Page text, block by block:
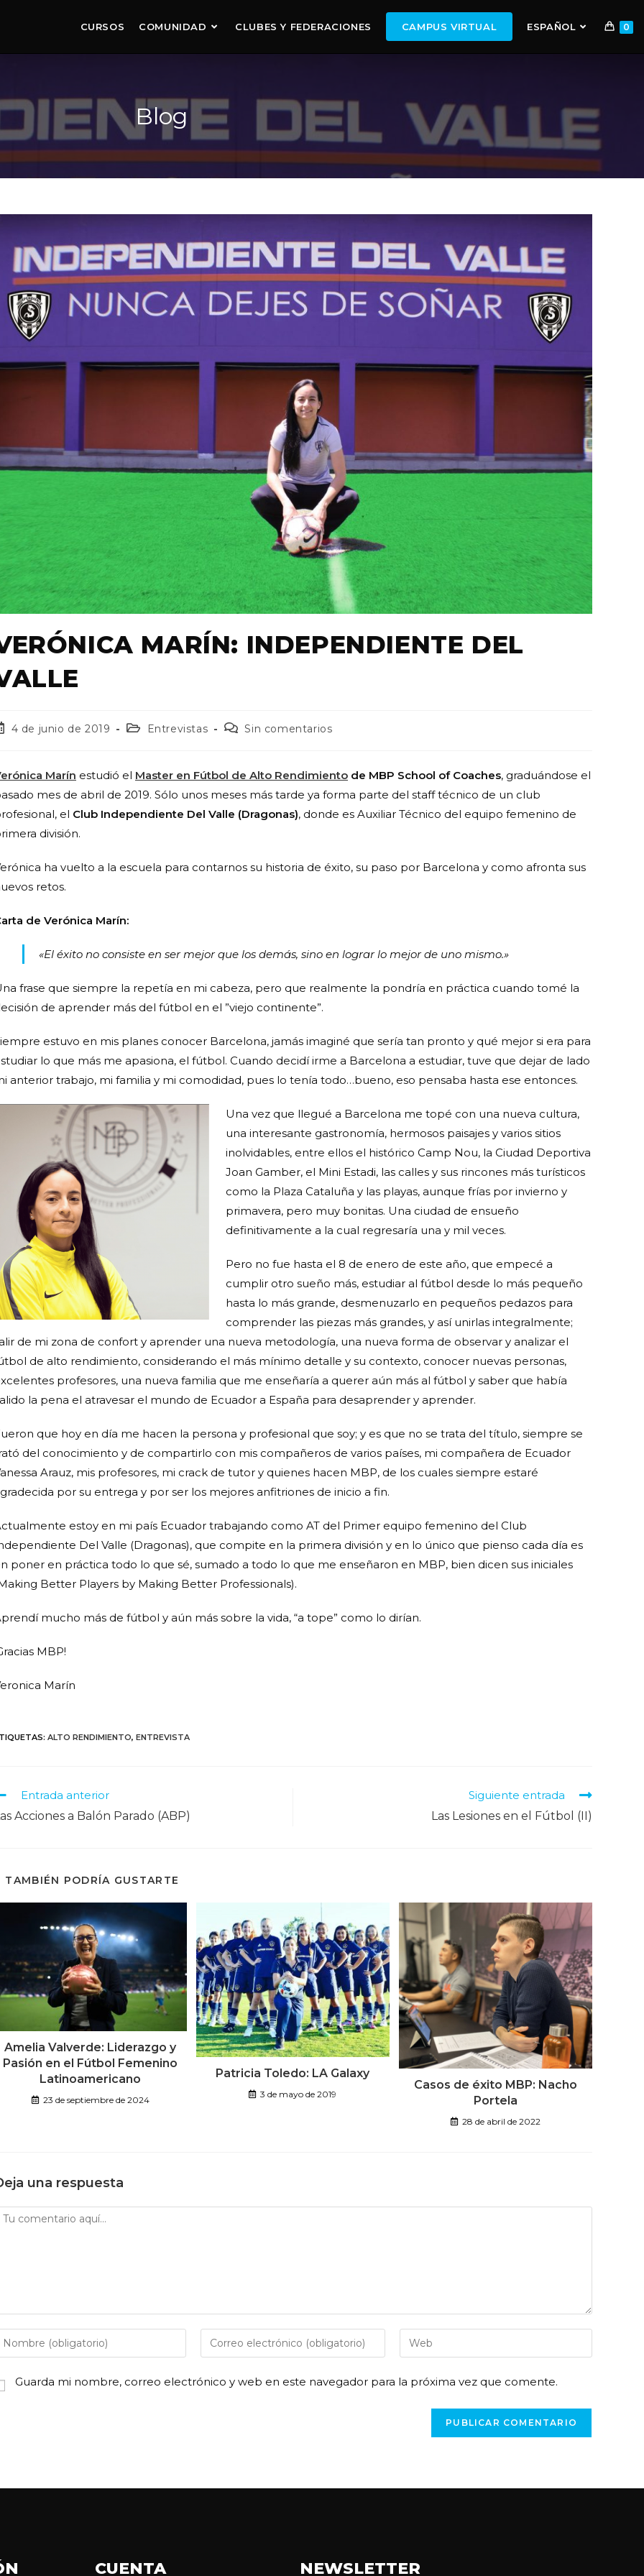
CURSOS COMUNIDAD CLUBES Y FEDERACIONES CAMPUS VIRTUAL ESPAÑOL 0
Blog
MARÍN: INDEPENDIENTE DEL
4 de junio de 2019 Entrevistas Sin comentarios
Marín estudió el Master en Fútbol de Alto Rendimiento de MBP School of Coaches, graduándose el
mes de abril de 2019. Sólo unos meses más tarde ya forma parte del staff técnico de un club
el Club Independiente Del Valle (Dragonas), donde es Auxiliar Técnico del equipo femenino de
división.
ha vuelto a la escuela para contarnos su historia de éxito, su paso por Barcelona y como afronta sus
retos.
de Verónica Marín:
«El éxito no consiste en ser mejor que los demás, sino en lograr lo mejor de uno mismo.»
frase que siempre la repetía en mi cabeza, pero que realmente la pondría en práctica cuando tomé la
de aprender más del fútbol en el ”viejo continente”.
estuvo en mis planes conocer Barcelona, jamás imaginé que sería tan pronto y qué mejor si era para
lo que más me apasiona, el fútbol. Cuando decidí irme a Barcelona a estudiar, tuve que dejar de lado
anterior trabajo, mi familia y mi comodidad, pues lo tenía todo…bueno, eso pensaba hasta ese entonces.
Una vez que llegué a Barcelona me topé con una nueva cultura,
una interesante gastronomía, hermosos paisajes y varios sitios
inolvidables, entre ellos el histórico Camp Nou, la Ciudad Deportiva
Joan Gamber, el Mini Estadi, las calles y sus rincones más turísticos
como la Plaza Cataluña y las playas, aunque frías por invierno y
primavera, pero muy bonitas. Una ciudad de ensueño
definitivamente a la cual regresaría una y mil veces.
Pero no fue hasta el 8 de enero de este año, que empecé a
cumplir otro sueño más, estudiar al fútbol desde lo más pequeño
hasta lo más grande, desmenuzarlo en pequeños pedazos para
comprender las piezas más grandes, y así unirlas integralmente;
de mi zona de confort y aprender una nueva metodología, una nueva forma de observar y analizar el
de alto rendimiento, considerando el más mínimo detalle y su contexto, conocer nuevas personas,
profesores, una nueva familia que me enseñaría a querer aún más al fútbol y saber que había
la pena el atravesar el mundo de Ecuador a España para desaprender y aprender.
que hoy en día me hacen la persona y profesional que soy; y es que no se trata del título, siempre se
del conocimiento y de compartirlo con mis compañeros de varios países, mi compañera de Ecuador
Arauz, mis profesores, mi crack de tutor y quienes hacen MBP, de los cuales siempre estaré
por su entrega y por ser los mejores anfitriones de inicio a fin.
estoy en mi país Ecuador trabajando como AT del Primer equipo femenino del Club
Del Valle (Dragonas), que compite en la primera división y en lo único que pienso cada día es
poner en práctica todo lo que sé, sumado a todo lo que me enseñaron en MBP, bien dicen sus iniciales
Better Players by Making Better Professionals).
mucho más de fútbol y aún más sobre la vida, “a tope” como lo dirían.
MBP!
Marín
: ALTO RENDIMIENTO, ENTREVISTA
Entrada anterior
Acciones a Balón Parado (ABP)
Siguiente entrada
Las Lesiones en el Fútbol (II)
TAMBIÉN PODRÍA GUSTARTE
Amelia Valverde: Liderazgo y
Pasión en el Fútbol Femenino
Latinoamericano
23 de septiembre de 2024
Patricia Toledo: LA Galaxy
3 de mayo de 2019
Casos de éxito MBP: Nacho
Portela
28 de abril de 2022
una respuesta
Guarda mi nombre, correo electrónico y web en este navegador para la próxima vez que comente.
CUENTA NEWSLETTER